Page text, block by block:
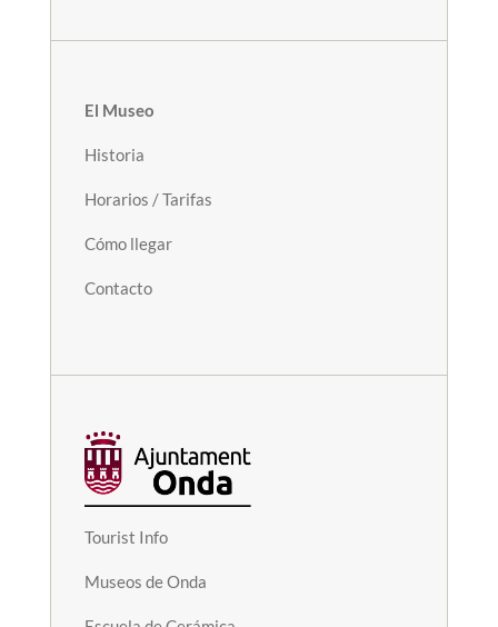
El Museo
Historia
Horarios / Tarifas
Cómo llegar
Contacto
Tourist Info
Museos de Onda